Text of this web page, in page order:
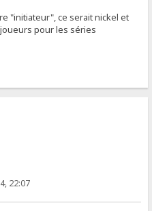
"initiateur", ce serait nickel et
pour les séries
22:07